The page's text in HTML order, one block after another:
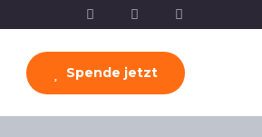
Spende jetzt